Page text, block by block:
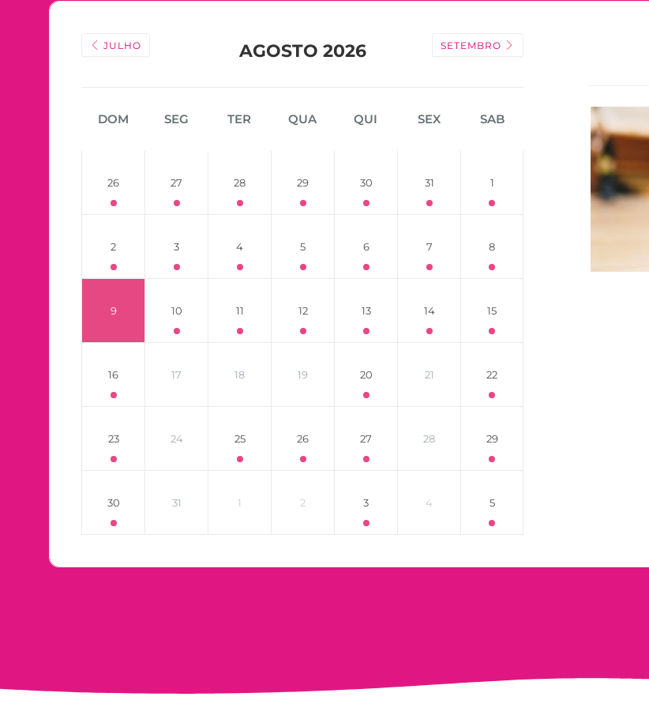
JULHO AGOSTO 2026 SETEMBRO
DOM SEG TER QUA QUI SEX SAB
26 27 28 29 30 31 1
2 3 4 5 6 7 8
9 10 11 12 13 14 15
16 17 18 19 20 21 22
23 24 25 26 27 28 29
30 31 1 2 3 4 5